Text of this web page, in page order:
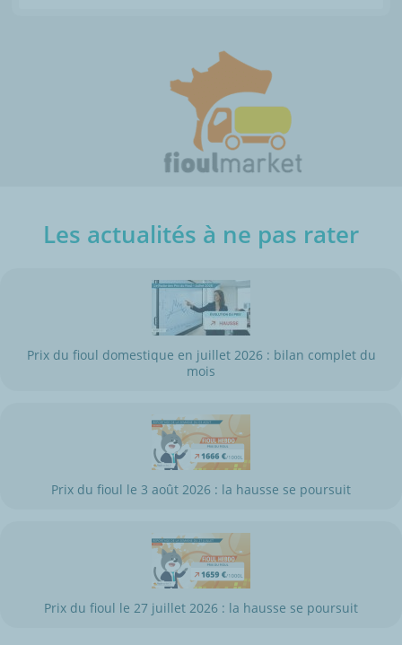
Les actualités à ne pas rater
Prix du fioul domestique en juillet 2026 : bilan complet du
mois
Prix du fioul le 3 août 2026 : la hausse se poursuit
Prix du fioul le 27 juillet 2026 : la hausse se poursuit